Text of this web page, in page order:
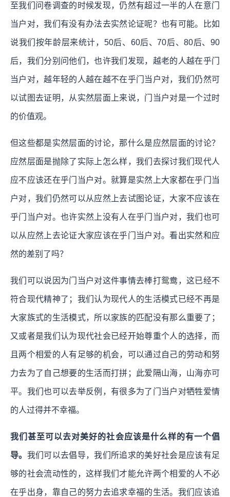
至我们问卷调查的时候发现，仍然有超过一半的人在意门
当户对，我们有没有办法去实然论证呢？也有可能。比如
说我们按年龄层来统计，50后、60后、70后、80后、90
后，我们分别问他们，也许我们发现，越老的人越在乎门
当户对，越年轻的人越在越不在乎门当户对，我们仍然可
以试图去证明，从实然层面上来说，门当户对是一个过时
的价值观。
但这些都是实然层面的讨论，那什么是应然层面的讨论？
应然层面是抛除了实际上怎么样，我们去探讨我们现代人
应不应该还在乎门当户对。就算是实然上大家都在乎门当
户对，我们仍然可以从应然上去试图论证，大家不应该在
乎门当户对。也许实然上没有人在乎门当户对，我们也可
以从应然上去论证大家应该在乎门当户对。看出实然和应
然的差别了吗？
我们可以说因为门当户对这件事情去棒打鸳鸯，这已经不
符合现代精神了；我们认为现代人的生活模式已经不再是
大家族式的生活模式，所以家族的匹配没有那么重要了；
又或者是我们认为现代社会已经开始尊重个人的选择，而
且两个相爱的人有足够的机会，可以通过自己的劳动和努
力去为了自己想要的生活而打拼； 此爱隔山海，山海亦可
平。 我们也可以去举反例，有很多为了门当户对牺牲爱情
的人过得并不幸福。
我们甚至可以去对美好的社会应该是什么样的有一个倡
导。 我们可以去倡导，我们所追求的美好社会是应该有足
够的社会流动性的，这样我们才能允许两个相爱的人不必
在乎出身，靠自己的努力去追求幸福的生活。我们应该追